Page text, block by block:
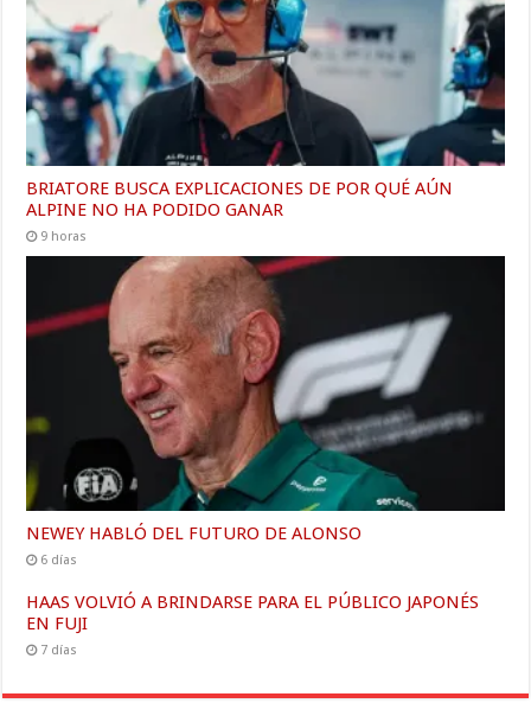
BRIATORE BUSCA EXPLICACIONES DE POR QUÉ AÚN
ALPINE NO HA PODIDO GANAR
9 horas
NEWEY HABLÓ DEL FUTURO DE ALONSO
6 días
HAAS VOLVIÓ A BRINDARSE PARA EL PÚBLICO JAPONÉS
EN FUJI
7 días